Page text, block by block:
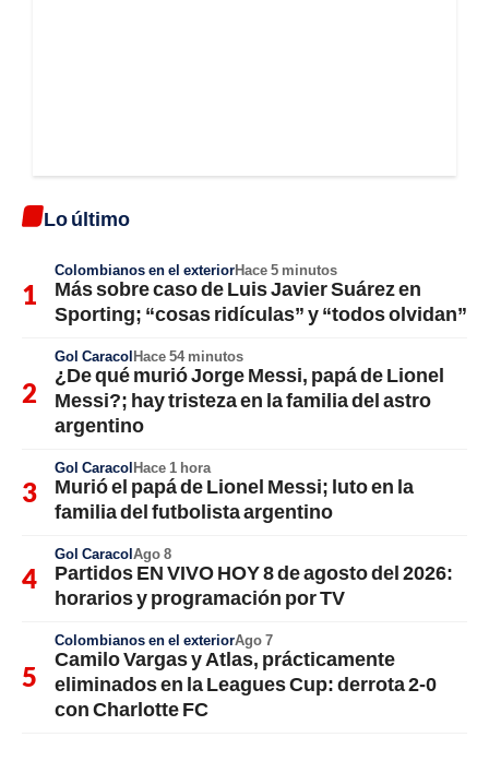
Lo último
Colombianos en el exteriorHace 5 minutos
Más sobre caso de Luis Javier Suárez en
Sporting; “cosas ridículas” y “todos olvidan”
Gol CaracolHace 54 minutos
¿De qué murió Jorge Messi, papá de Lionel
Messi?; hay tristeza en la familia del astro
argentino
Gol CaracolHace 1 hora
Murió el papá de Lionel Messi; luto en la
familia del futbolista argentino
Gol CaracolAgo 8
Partidos EN VIVO HOY 8 de agosto del 2026:
horarios y programación por TV
Colombianos en el exteriorAgo 7
Camilo Vargas y Atlas, prácticamente
eliminados en la Leagues Cup: derrota 2-0
con Charlotte FC